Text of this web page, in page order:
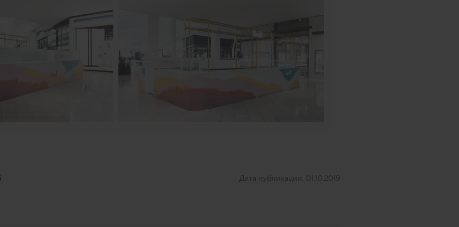
Дата публикации: 01.10.2019